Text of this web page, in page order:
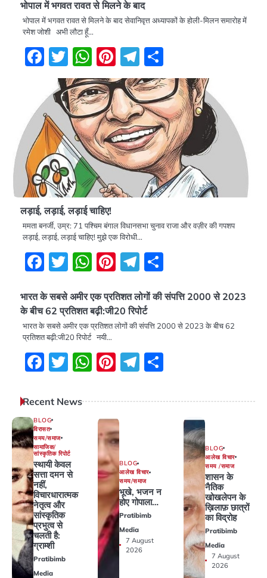
भोपाल में भगवत रावत से मिलने के बाद
भोपाल में भगवत रावत से मिलने के बाद सेवानिवृत्त अध्यापकों के होली-मिलन समारोह में
रमेश जोशी अभी लौटा हूँ…
Facebook
Twitter
WhatsApp
Pinterest
Telegram
लड़ाई, लड़ाई, लड़ाई चाहिए!
ममता बनर्जी, उम्र: 71 पश्चिम बंगाल विधानसभा चुनाव राजा और वज़ीर की गपशप
लड़ाई, लड़ाई, लड़ाई चाहिए! मुझे एक विरोधी…
Facebook
Twitter
WhatsApp
Pinterest
Telegram
भारत के सबसे अमीर एक प्रतिशत लोगों की संपत्ति 2000 से 2023
के बीच 62 प्रतिशत बढ़ी:जी20 रिपोर्ट
भारत के सबसे अमीर एक प्रतिशत लोगों की संपत्ति 2000 से 2023 के बीच 62
प्रतिशत बढ़ी:जी20 रिपोर्ट नयी…
Facebook
Twitter
WhatsApp
Pinterest
Telegram
Recent News
BLOG
विरासत
समय/समाज
सामाजिक/
सांस्कृतिक रिपोर्ट
स्थायी केवल
सत्ता दमन से
नहीं,
विचारधारात्मक
नेतृत्व और
सांस्कृतिक
प्रभुत्व से
चलती है:
ग्राम्शी
Pratibimb
Media
BLOG
आलेख विचार
समय/समाज
भूखे, भजन न
होए गोपाला…
Pratibimb
Media
7 August
2026
BLOG
आलेख विचार
समय /समाज
शासन के
नैतिक
खोखलेपन के
ख़िलाफ़ छात्रों
का विद्रोह
Pratibimb
Media
7 August
2026